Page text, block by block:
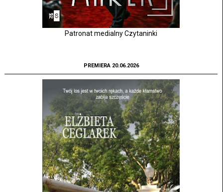
Patronat medialny Czytaninki
PREMIERA 20.06.2026